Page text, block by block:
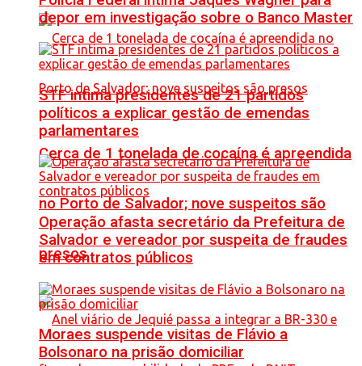
Cerca de 1 tonelada de cocaína é apreendida
no Porto de Salvador; nove suspeitos são
presos
depor em investigação sobre o Banco Master
STF intima presidentes de 21 partidos
políticos a explicar gestão de emendas
parlamentares
Operação afasta secretário da Prefeitura de
Salvador e vereador por suspeita de fraudes
em contratos públicos
Moraes suspende visitas de Flávio a
Bolsonaro na prisão domiciliar